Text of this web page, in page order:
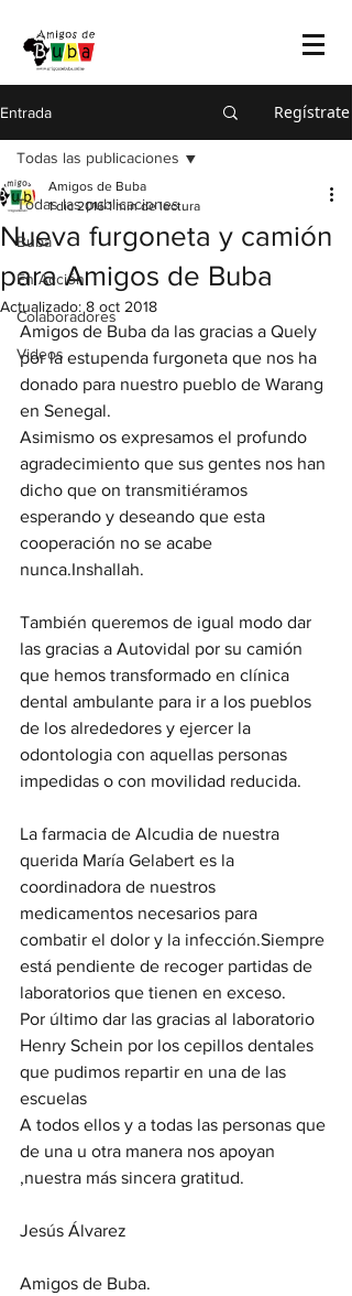
Entrada Regístrate
Todas las publicaciones
Buba
En Acción
Colaboradores
Videos
Todas las publicaciones
Nueva furgoneta y camión
para Amigos de Buba
Amigos de Buba
1 dic 2016 1 min de lectura
Actualizado: 8 oct 2018
Amigos de Buba da las gracias a Quely
por la estupenda furgoneta que nos ha
donado para nuestro pueblo de Warang
en Senegal.
Asimismo os expresamos el profundo
agradecimiento que sus gentes nos han
dicho que on transmitiéramos
esperando y deseando que esta
cooperación no se acabe
nunca.Inshallah.
También queremos de igual modo dar
las gracias a Autovidal por su camión
que hemos transformado en clínica
dental ambulante para ir a los pueblos
de los alrededores y ejercer la
odontologia con aquellas personas
impedidas o con movilidad reducida.
La farmacia de Alcudia de nuestra
querida María Gelabert es la
coordinadora de nuestros
medicamentos necesarios para
combatir el dolor y la infección.Siempre
está pendiente de recoger partidas de
laboratorios que tienen en exceso.
Por último dar las gracias al laboratorio
Henry Schein por los cepillos dentales
que pudimos repartir en una de las
escuelas
A todos ellos y a todas las personas que
de una u otra manera nos apoyan
,nuestra más sincera gratitud.
Jesús Álvarez
Amigos de Buba.